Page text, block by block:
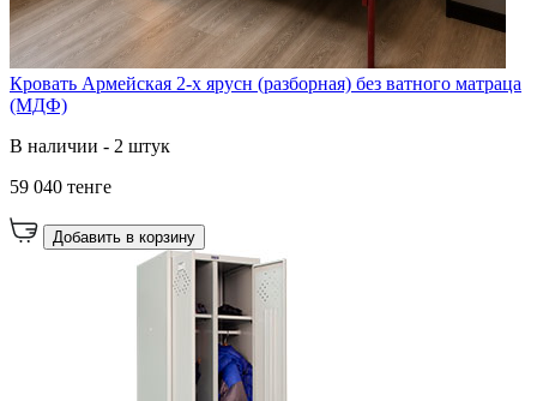
Кровать Армейская 2-х ярусн (разборная) без ватного матраца
(МДФ)
В наличии - 2 штук
59 040 тенге
Добавить в корзину